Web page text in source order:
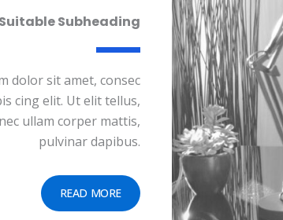
Suitable Subheading
dolor sit amet, consec
cing elit. Ut elit tellus,
ullam corper mattis,
pulvinar dapibus.
READ MORE